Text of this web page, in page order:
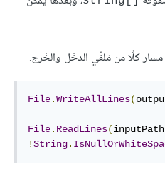
كلًا من مَلفّي الدخْل والخْرج.
File.WriteAllLines(
File. ReadLines(inputPath
!String.